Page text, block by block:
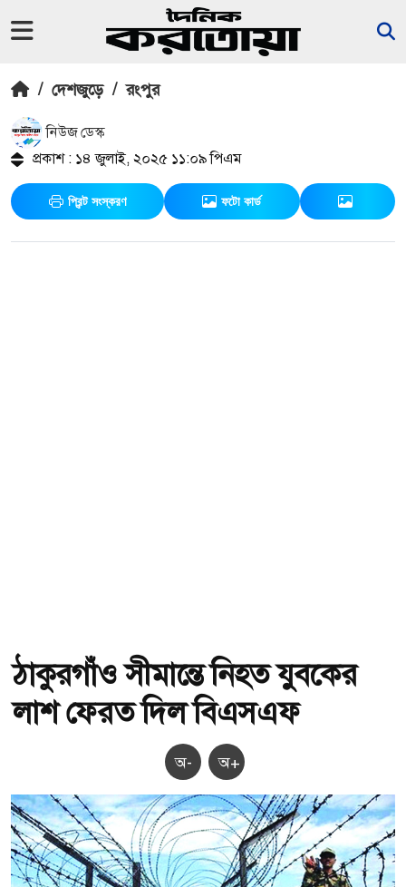
/ দেশজুড়ে / রংপুর
নিউজ ডেস্ক
প্রকাশ : ১৪ জুলাই, ২০২৫ ১১:০৯ পিএম
প্রিন্ট সংস্করণ ফটো কার্ড
ঠাকুরগাঁও সীমান্তে নিহত যুবকের
লাশ ফেরত দিল বিএসএফ
অ- অ+